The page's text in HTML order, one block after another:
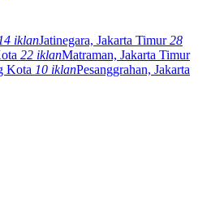
iklanJatinegara, Jakarta Timur28
22 iklanMatraman, Jakarta Timur
Kota 10 iklanPesanggrahan, Jakarta